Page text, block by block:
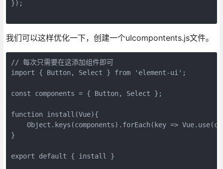
});
我们可以这样优化一下，创建一个uIcompontents.js文件。
// 每次只需要在这添加组件即可
import { Button, Select } from 'element-ui';
const components = { Button, Select };
function install(Vue){
Object.keys(components).forEach(key =>
}
export default { install }